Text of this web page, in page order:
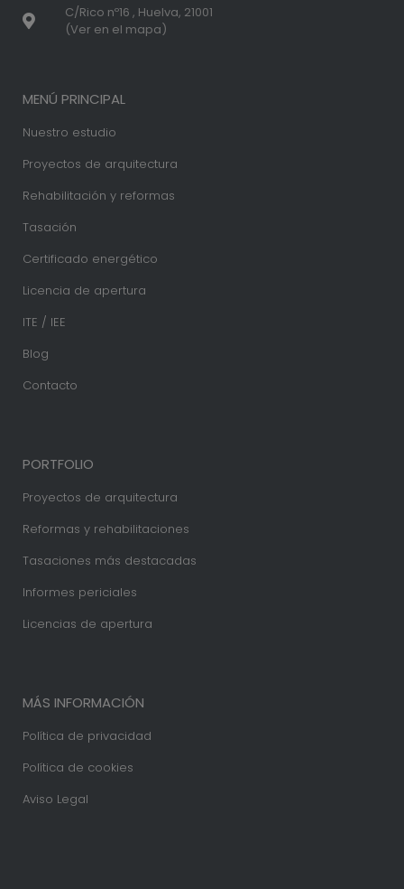
C/Rico nº16 , Huelva, 21001
(Ver en el mapa)
MENÚ PRINCIPAL
Nuestro estudio
Proyectos de arquitectura
Rehabilitación y reformas
Tasación
Certificado energético
Licencia de apertura
ITE / IEE
Blog
Contacto
PORTFOLIO
Proyectos de arquitectura
Reformas y rehabilitaciones
Tasaciones más destacadas
Informes periciales
Licencias de apertura
MÁS INFORMACIÓN
Política de privacidad
Política de cookies
Aviso Legal